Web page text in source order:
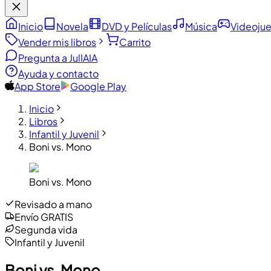
Inicio Novela DVD y Películas Música
Vender mis libros
Carrito
Pregunta a JulIAIA
Ayuda y contacto
App Store
Google Play
Inicio
Libros
Infantil y Juvenil
Boni vs. Mono
Boni vs. Mono
Revisado a mano
Envío GRATIS
Segunda vida
Infantil y Juvenil